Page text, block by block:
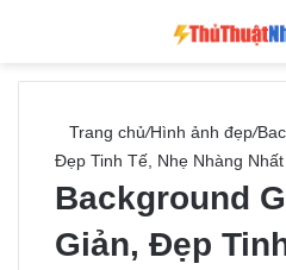
Trang chủ/Hình ảnh đẹp/
Đẹp Tinh Tế, Nhẹ Nhàng Nhất
Background
Giản, Đẹp